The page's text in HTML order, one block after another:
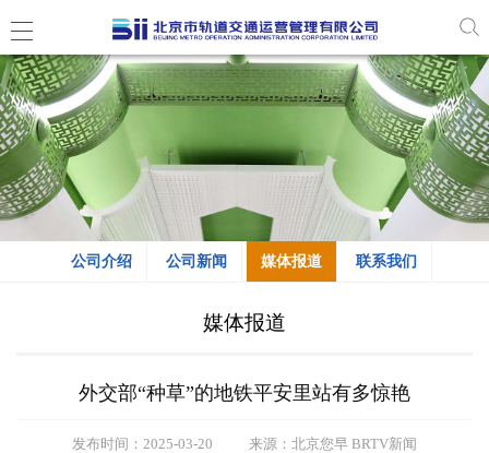
公司介绍 公司新闻 媒体报道 联系我们
媒体报道
外交部“种草”的地铁平安里站有多惊艳
发布时间：2025-03-20
来源：北京您早 BRTV新闻